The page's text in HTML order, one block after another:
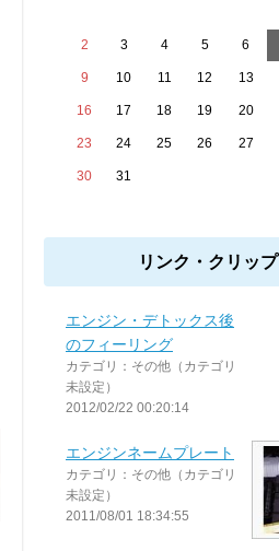
2 3 4 5 6
9 10 11 12 13
16 17 18 19 20
23 24 25 26 27
30 31
リンク・クリップ
エンジン・デトックス後
のフィーリング
カテゴリ：その他（カテゴリ
未設定）
2012/02/22 00:20:14
エンジンネームプレート
カテゴリ：その他（カテゴリ
未設定）
2011/08/01 18:34:55